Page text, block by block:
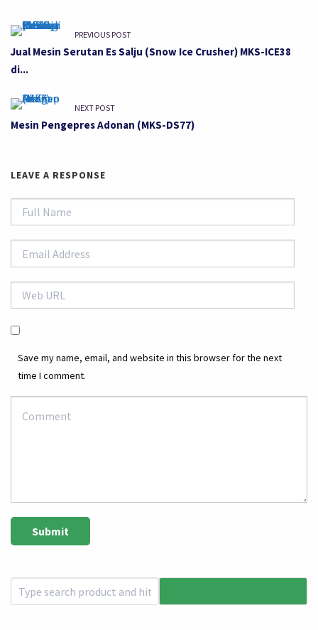
PREVIOUS POST
Jual Mesin Serutan Es Salju (Snow Ice Crusher) MKS-ICE38
di...
NEXT POST
Mesin Pengepres Adonan (MKS-DS77)
LEAVE A RESPONSE
Save my name, email, and website in this browser for the next
time I comment.